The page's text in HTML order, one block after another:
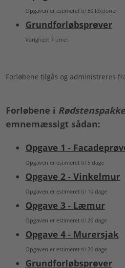
Opgaven er estimeret til 50 lektioner
Grundforløbsprøver
Varighed: 7 timer
Forløbene tilgås og administreres
Forløbene i
emnemæssigt sådan:
Opgave 1 -
Opgaven er estimeret til 5 dage
Opgave 2 - Vinkelmur
Opgaven er estimeret til 10 dage
Opgave 3 - Læmur
Opgaven er estimeret til 20 dage
Opgave 4 - Murersjak
Opgaven er estimeret til 20 dage
Grundforløbsprøver